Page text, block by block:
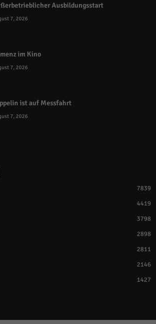
Ausbildungsstart
7, 2026
im Kino
7, 2026
ist auf Messfahrt
7, 2026
7839
4419
3798
2898
2811
2146
1427